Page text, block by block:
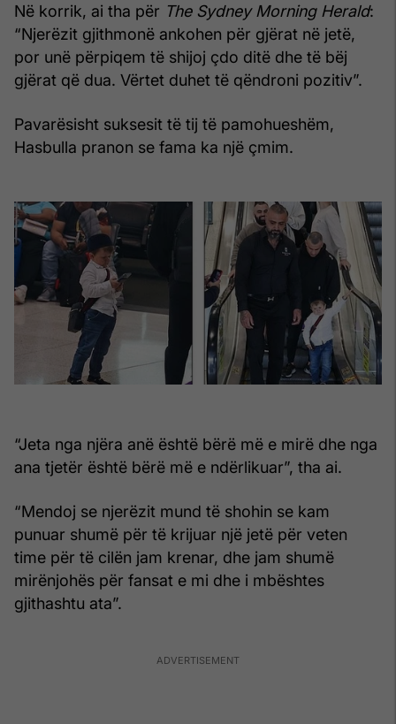
Në korrik, ai tha për The Sydney Morning Herald:
“Njerëzit gjithmonë ankohen për gjërat në jetë,
por unë përpiqem të shijoj çdo ditë dhe të bëj
gjërat që dua. Vërtet duhet të qëndroni pozitiv”.
Pavarësisht suksesit të tij të pamohueshëm,
Hasbulla pranon se fama ka një çmim.
“Jeta nga njëra anë është bërë më e mirë dhe nga
ana tjetër është bërë më e ndërlikuar”, tha ai.
“Mendoj se njerëzit mund të shohin se kam
punuar shumë për të krijuar një jetë për veten
time për të cilën jam krenar, dhe jam shumë
mirënjohës për fansat e mi dhe i mbështes
gjithashtu ata”.